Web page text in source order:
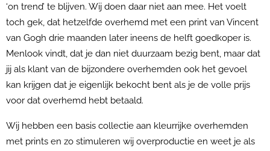
‘on trend’ te blijven. Wij doen daar niet aan mee. Het voelt
toch gek, dat hetzelfde overhemd met een print van Vincent
van Gogh drie maanden later ineens de helft goedkoper is.
Menlook vindt, dat je dan niet duurzaam bezig bent, maar dat
jij als klant van de bijzondere overhemden ook het gevoel
kan krijgen dat je eigenlijk bekocht bent als je de volle prijs
voor dat overhemd hebt betaald.
Wij hebben een basis collectie aan kleurrijke overhemden
met prints en zo stimuleren wij overproductie en weet je als